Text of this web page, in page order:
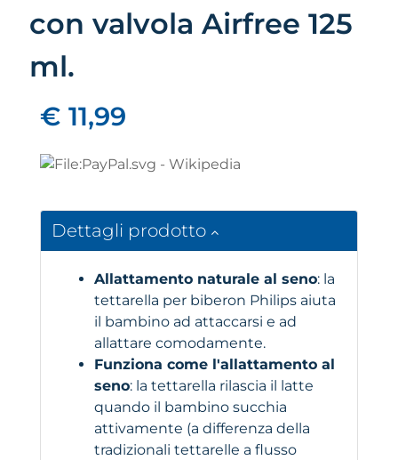
con valvola Airfree 125
ml.
€ 11,99
Dettagli prodotto
Allattamento naturale al seno: la
tettarella per biberon Philips aiuta
il bambino ad attaccarsi e ad
allattare comodamente.
Funziona come l'allattamento al
seno: la tettarella rilascia il latte
quando il bambino succhia
attivamente (a differenza della
tradizionali tettarelle a flusso